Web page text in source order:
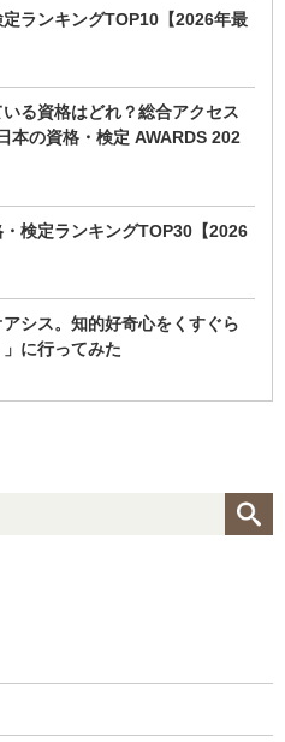
ランキングTOP10【2026年最
る資格はどれ？総合アクセス
本の資格・検定 AWARDS 202
検定ランキングTOP30【2026
シス。知的好奇心をくすぐら
に行ってみた